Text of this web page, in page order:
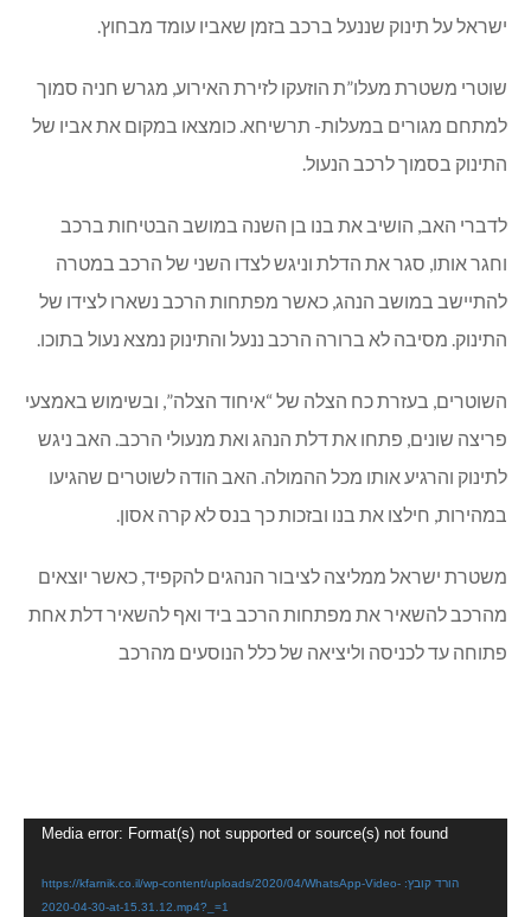
ישראל על תינוק שננעל ברכב בזמן שאביו עומד מבחוץ.
שוטרי משטרת מעלו”ת הוזעקו לזירת האירוע, מגרש חניה סמוך
למתחם מגורים במעלות- תרשיחא. כומצאו במקום את אביו של
התינוק בסמוך לרכב הנעול.
לדברי האב, הושיב את בנו בן השנה במושב הבטיחות ברכב
וחגר אותו, סגר את הדלת וניגש לצדו השני של הרכב במטרה
להתיישב במושב הנהג, כאשר מפתחות הרכב נשארו לצידו של
התינוק. מסיבה לא ברורה הרכב ננעל והתינוק נמצא נעול בתוכו.
השוטרים, בעזרת כח הצלה של “איחוד הצלה”, ובשימוש באמצעי
פריצה שונים, פתחו את דלת הנהג ואת מנעולי הרכב. האב ניגש
לתינוק והרגיע אותו מכל ההמולה. האב הודה לשוטרים שהגיעו
במהירות, חילצו את בנו ובזכות כך בנס לא קרה אסון.
משטרת ישראל ממליצה לציבור הנהגים להקפיד, כאשר יוצאים
מהרכב להשאיר את מפתחות הרכב ביד ואף להשאיר דלת אחת
פתוחה עד לכניסה וליציאה של כלל הנוסעים מהרכב
Media error: Format(s) not supported or source(s) not found
הורד קובץ: https://kfarnik.co.il/wp-content/uploads/2020/04/WhatsApp-Video-
2020-04-30-at-15.31.12.mp4?_=1